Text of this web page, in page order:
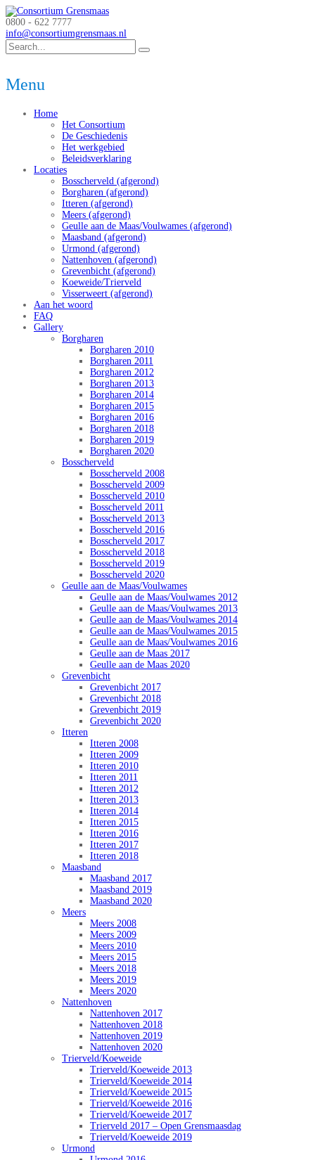
0800 - 622 7777
info@consortiumgrensmaas.nl
Menu
Home
Het Consortium
De Geschiedenis
Het werkgebied
Beleidsverklaring
Locaties
Bosscherveld (afgerond)
Borgharen (afgerond)
Itteren (afgerond)
Meers (afgerond)
Geulle aan de Maas/Voulwames (afgerond)
Maasband (afgerond)
Urmond (afgerond)
Nattenhoven (afgerond)
Grevenbicht (afgerond)
Koeweide/Trierveld
Visserweert (afgerond)
Aan het woord
FAQ
Gallery
Borgharen
Borgharen 2010
Borgharen 2011
Borgharen 2012
Borgharen 2013
Borgharen 2014
Borgharen 2015
Borgharen 2016
Borgharen 2018
Borgharen 2019
Borgharen 2020
Bosscherveld
Bosscherveld 2008
Bosscherveld 2009
Bosscherveld 2010
Bosscherveld 2011
Bosscherveld 2013
Bosscherveld 2016
Bosscherveld 2017
Bosscherveld 2018
Bosscherveld 2019
Bosscherveld 2020
Geulle aan de Maas/Voulwames
Geulle aan de Maas/Voulwames 2012
Geulle aan de Maas/Voulwames 2013
Geulle aan de Maas/Voulwames 2014
Geulle aan de Maas/Voulwames 2015
Geulle aan de Maas/Voulwames 2016
Geulle aan de Maas 2017
Geulle aan de Maas 2020
Grevenbicht
Grevenbicht 2017
Grevenbicht 2018
Grevenbicht 2019
Grevenbicht 2020
Itteren
Itteren 2008
Itteren 2009
Itteren 2010
Itteren 2011
Itteren 2012
Itteren 2013
Itteren 2014
Itteren 2015
Itteren 2016
Itteren 2017
Itteren 2018
Maasband
Maasband 2017
Maasband 2019
Maasband 2020
Meers
Meers 2008
Meers 2009
Meers 2010
Meers 2015
Meers 2018
Meers 2019
Meers 2020
Nattenhoven
Nattenhoven 2017
Nattenhoven 2018
Nattenhoven 2019
Nattenhoven 2020
Trierveld/Koeweide
Trierveld/Koeweide 2013
Trierveld/Koeweide 2014
Trierveld/Koeweide 2015
Trierveld/Koeweide 2016
Trierveld/Koeweide 2017
Trierveld 2017 – Open Grensmaasdag
Trierveld/Koeweide 2019
Urmond